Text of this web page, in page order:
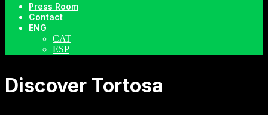
Press Room
Contact
ENG
CAT
ESP
Discover Tortosa